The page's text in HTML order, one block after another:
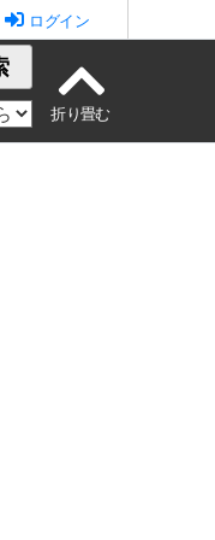
ログイン